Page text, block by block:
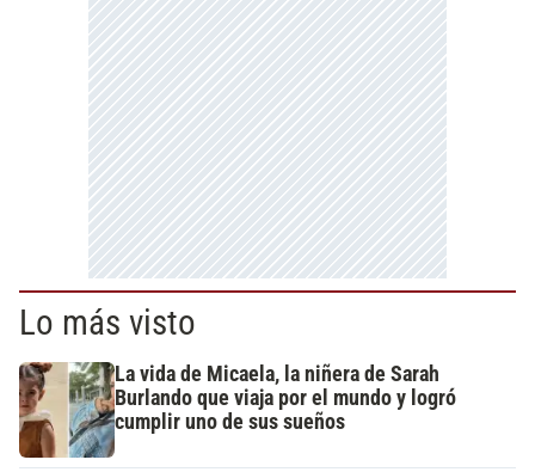
Lo más visto
La vida de Micaela, la niñera de Sarah
Burlando que viaja por el mundo y logró
cumplir uno de sus sueños